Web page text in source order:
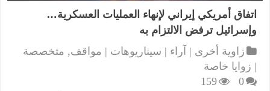
اتفاق أمريكي إيراني لإنهاء العمليات العسكرية…
وإسرائيل ترفض الالتزام به
زاوية أخرى | آراء | سيناريوهات | مواقف, متخصصة
| زوايا خاصة
0
159